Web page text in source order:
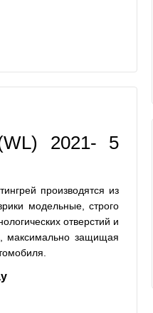
2021- 5
производятся из
модельные, строго
отверстий и
максимально защищая